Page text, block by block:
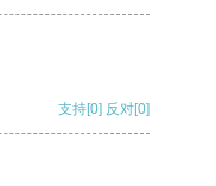
支持[0] 反对[0]